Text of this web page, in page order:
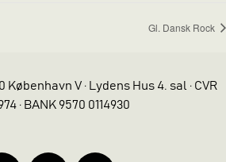
Gl. Dansk Rock
København V · Lydens Hus 4. sal · CVR
· BANK 9570 0114930